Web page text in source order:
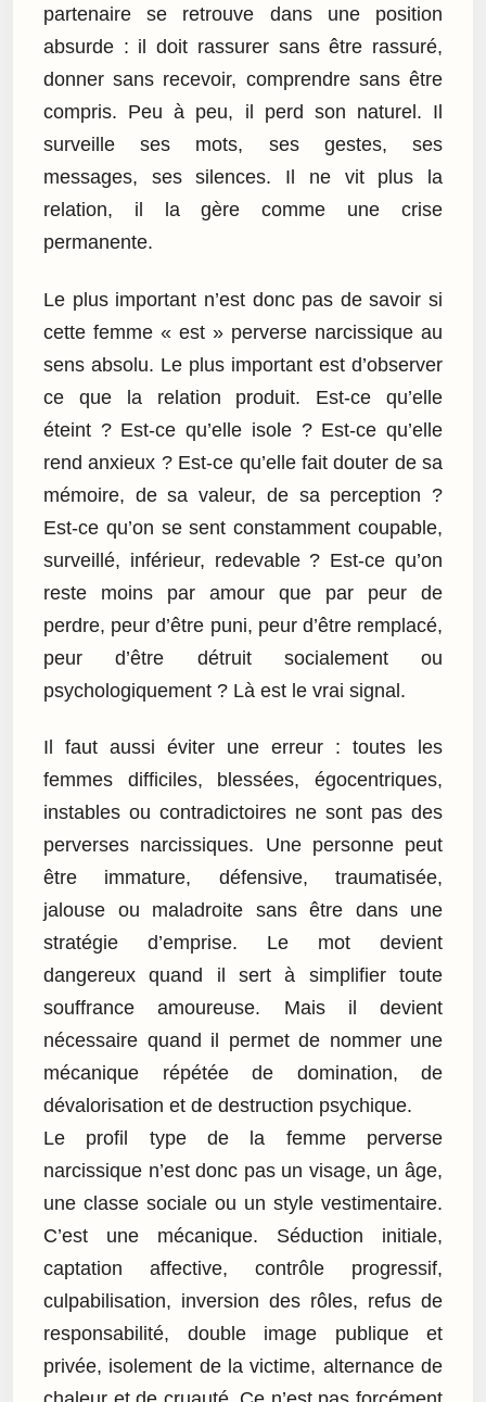
partenaire se retrouve dans une position
absurde : il doit rassurer sans être rassuré,
donner sans recevoir, comprendre sans être
compris. Peu à peu, il perd son naturel. Il
surveille ses mots, ses gestes, ses
messages, ses silences. Il ne vit plus la
relation, il la gère comme une crise
permanente.
Le plus important n’est donc pas de savoir si
cette femme « est » perverse narcissique au
sens absolu. Le plus important est d’observer
ce que la relation produit. Est-ce qu’elle
éteint ? Est-ce qu’elle isole ? Est-ce qu’elle
rend anxieux ? Est-ce qu’elle fait douter de sa
mémoire, de sa valeur, de sa perception ?
Est-ce qu’on se sent constamment coupable,
surveillé, inférieur, redevable ? Est-ce qu’on
reste moins par amour que par peur de
perdre, peur d’être puni, peur d’être remplacé,
peur d’être détruit socialement ou
psychologiquement ? Là est le vrai signal.
Il faut aussi éviter une erreur : toutes les
femmes difficiles, blessées, égocentriques,
instables ou contradictoires ne sont pas des
perverses narcissiques. Une personne peut
être immature, défensive, traumatisée,
jalouse ou maladroite sans être dans une
stratégie d’emprise. Le mot devient
dangereux quand il sert à simplifier toute
souffrance amoureuse. Mais il devient
nécessaire quand il permet de nommer une
mécanique répétée de domination, de
dévalorisation et de destruction psychique.
Le profil type de la femme perverse
narcissique n’est donc pas un visage, un âge,
une classe sociale ou un style vestimentaire.
C’est une mécanique. Séduction initiale,
captation affective, contrôle progressif,
culpabilisation, inversion des rôles, refus de
responsabilité, double image publique et
privée, isolement de la victime, alternance de